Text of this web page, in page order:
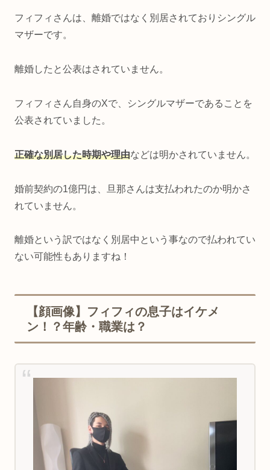
フィフィさんは、離婚ではなく別居されておりシングル
マザーです。
離婚したと公表はされていません。
フィフィさん自身のXで、シングルマザーであることを
公表されていました。
正確な別居した時期や理由などは明かされていません。
婚前契約の1億円は、旦那さんは支払われたのか明かさ
れていません。
離婚という訳ではなく別居中という事なので払われてい
ない可能性もありますね！
【顔画像】フィフィの息子はイケメ
ン！？年齢・職業は？